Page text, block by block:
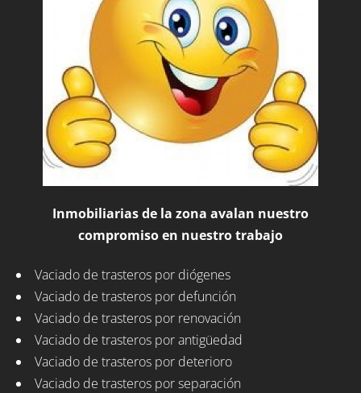
Inmobiliarias de la zona avalan nuestro
compromiso en nuestro trabajo
Vaciado de trasteros por diógenes
Vaciado de trasteros por defunción
Vaciado de trasteros por renovación
Vaciado de trasteros por antigüedad
Vaciado de trasteros por deterioro
Vaciado de trasteros por separación